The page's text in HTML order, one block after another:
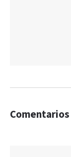
Comentarios